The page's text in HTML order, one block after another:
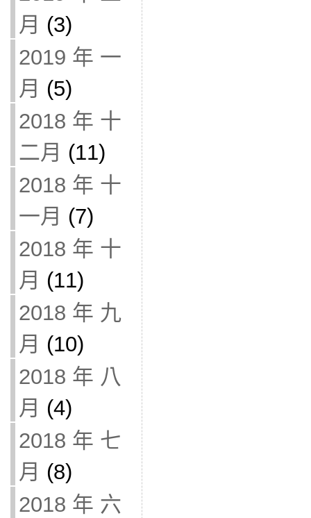
月 (3)
2019 年 一
月 (5)
2018 年 十
二月 (11)
2018 年 十
一月 (7)
2018 年 十
月 (11)
2018 年 九
月 (10)
2018 年 八
月 (4)
2018 年 七
月 (8)
2018 年 六